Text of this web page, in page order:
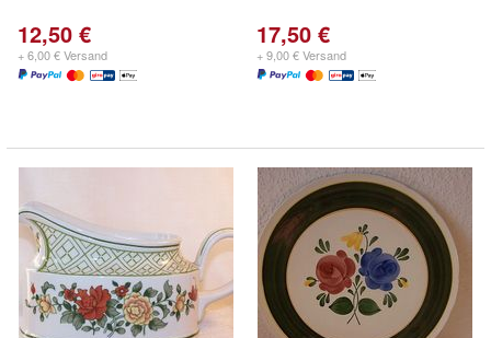
12,50 €
+ 6,00 € Versand
17,50 €
+ 9,00 € Versand